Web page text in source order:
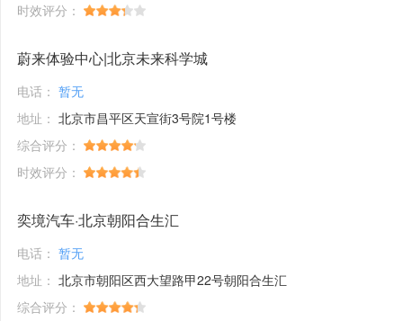
时效评分：
蔚来体验中心|北京未来科学城
电话： 暂无
地址： 北京市昌平区天宣街3号院1号楼
综合评分：
时效评分：
奕境汽车·北京朝阳合生汇
电话： 暂无
地址： 北京市朝阳区西大望路甲22号朝阳合生汇
综合评分：